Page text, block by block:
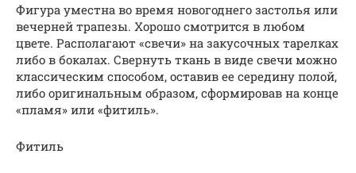
Фигура уместна во время новогоднего застолья или
вечерней трапезы. Хорошо смотрится в любом
цвете. Располагают «свечи» на закусочных тарелках
либо в бокалах. Свернуть ткань в виде свечи можно
классическим способом, оставив ее середину полой,
либо оригинальным образом, сформировав на конце
«пламя» или «фитиль».
Фитиль